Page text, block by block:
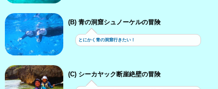
(B) 青の洞窟シュノーケルの冒険
とにかく青の洞窟行きたい！
(C) シーカヤック断崖絶壁の冒険